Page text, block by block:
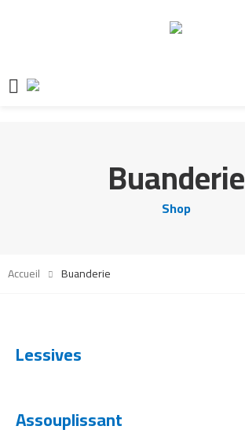
Buanderie
Shop
Accueil Buanderie
Lessives
Assouplissant